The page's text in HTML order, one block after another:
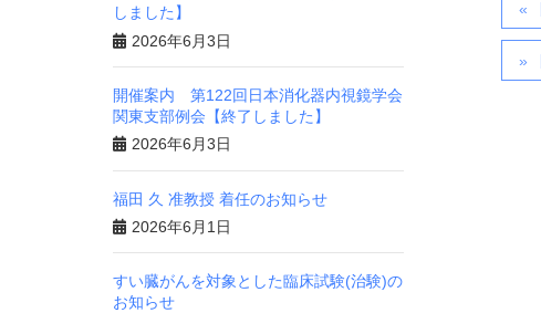
しました】
2026年6月3日
開催案内 第122回日本消化器内視鏡学会
関東支部例会【終了しました】
2026年6月3日
福田 久 准教授 着任のお知らせ
2026年6月1日
すい臓がんを対象とした臨床試験(治験)の
お知らせ